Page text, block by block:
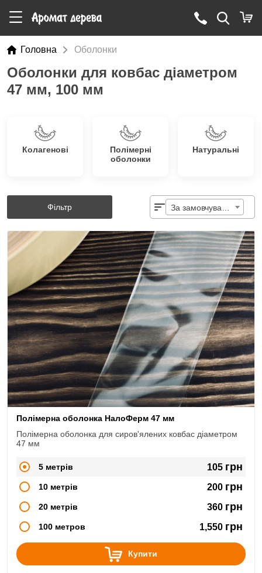
Головна Оболонки
Оболонки для ковбас діаметром
47 мм, 100 мм
Колагенові
Полімерні
оболонки
Натуральні
Фільтр
Полімерна оболонка НалоФерм 47 мм
Полімерна оболонка для сиров'ялених ковбас діаметром
47 мм
5 метрів 105 грн
10 метрів 200 грн
20 метрів 360 грн
100 метров 1,550 грн
Купити